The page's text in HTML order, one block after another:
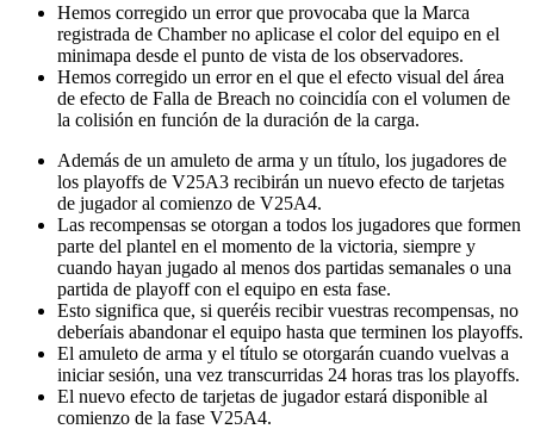
Hemos corregido un error que provocaba que la Marca
registrada de Chamber no aplicase el color del equipo en el
minimapa desde el punto de vista de los observadores.
Hemos corregido un error en el que el efecto visual del área
de efecto de Falla de Breach no coincidía con el volumen de
la colisión en función de la duración de la carga.
Además de un amuleto de arma y un título, los jugadores de
los playoffs de V25A3 recibirán un nuevo efecto de tarjetas
de jugador al comienzo de V25A4.
Las recompensas se otorgan a todos los jugadores que formen
parte del plantel en el momento de la victoria, siempre y
cuando hayan jugado al menos dos partidas semanales o una
partida de playoff con el equipo en esta fase.
Esto significa que, si queréis recibir vuestras recompensas, no
deberíais abandonar el equipo hasta que terminen los playoffs.
El amuleto de arma y el título se otorgarán cuando vuelvas a
iniciar sesión, una vez transcurridas 24 horas tras los playoffs.
El nuevo efecto de tarjetas de jugador estará disponible al
comienzo de la fase V25A4.